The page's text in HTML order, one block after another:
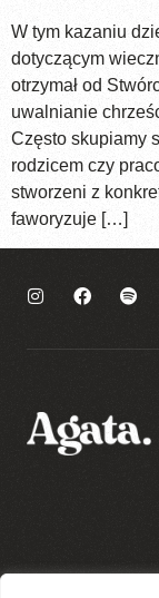
W tym kazaniu
dotyczącym
otrzymał od
uwalnianie
Często skupiamy
rodzicem czy
stworzeni z
faworyzuje […]